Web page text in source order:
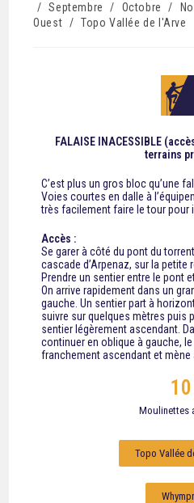
/ Septembre / Octobre /
Ouest / Topo Vallée de l'Arve
FALAISE INACESSIBLE
terrains
C’est plus un gros bloc qu’une
Voies courtes en dalle à
très facilement faire le tour pour
Accès :
Se garer à côté du pont du
cascade d’Arpenaz, sur la petite
Prendre un sentier entre le pont
On arrive rapidement dans un
gauche. Un sentier part à
suivre sur quelques mètres puis
sentier légèrement ascendant.
continuer en oblique à gauche,
franchement ascendant et mène
Moulinettes
10
Topo Vallée
Whympr